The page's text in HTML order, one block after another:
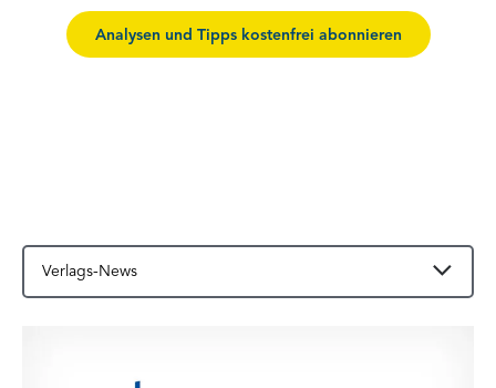
Analysen und Tipps kostenfrei abonnieren